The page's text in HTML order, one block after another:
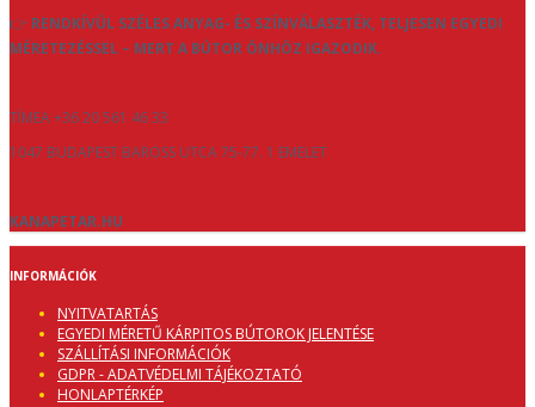
👉 RENDKÍVÜL SZÉLES ANYAG- ÉS SZÍNVÁLASZTÉK, TELJESEN EGYEDI
MÉRETEZÉSSEL – MERT A BÚTOR ÖNHÖZ IGAZODIK.
TÍMEA +36 20 561 46 33
1047 BUDAPEST BAROSS UTCA 75-77. 1 EMELET
KANAPETAR.HU
INFORMÁCIÓK
NYITVATARTÁS
EGYEDI MÉRETŰ KÁRPITOS BÚTOROK JELENTÉSE
SZÁLLÍTÁSI INFORMÁCIÓK
GDPR - ADATVÉDELMI TÁJÉKOZTATÓ
HONLAPTÉRKÉP